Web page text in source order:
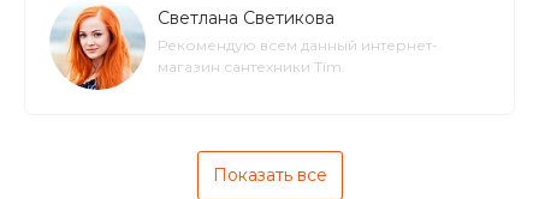
Светлана Светикова
Рекомендую всем данный интернет-
магазин сантехники Tim.
Показать все